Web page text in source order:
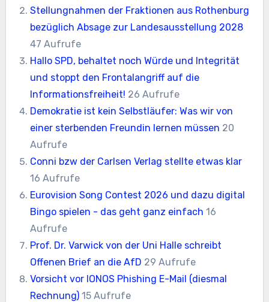
Stellungnahmen der Fraktionen aus Rothenburg
bezüglich Absage zur Landesausstellung 2028
47 Aufrufe
Hallo SPD, behaltet noch Würde und Integrität
und stoppt den Frontalangriff auf die
Informationsfreiheit! 26 Aufrufe
Demokratie ist kein Selbstläufer: Was wir von
einer sterbenden Freundin lernen müssen 20
Aufrufe
Conni bzw der Carlsen Verlag stellte etwas klar
16 Aufrufe
Eurovision Song Contest 2026 und dazu digital
Bingo spielen - das geht ganz einfach 16
Aufrufe
Prof. Dr. Varwick von der Uni Halle schreibt
Offenen Brief an die AfD 29 Aufrufe
Vorsicht vor IONOS Phishing E-Mail (diesmal
Rechnung) 15 Aufrufe